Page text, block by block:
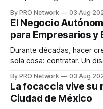
INTERIUS, el problema suele
una entrevista para el
marketing digital explicó
By PRO Network 03 Aug
El Negocio
para Empresarios
Durante décadas, hacer
sola cosa: contratar. Un
para los textos, alguien
para encontrar
llamadas y mensajes, y
By PRO Network 03 Aug
La focaccia vive su
Ciudad de México